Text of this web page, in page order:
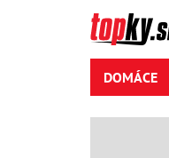
DOMÁCE